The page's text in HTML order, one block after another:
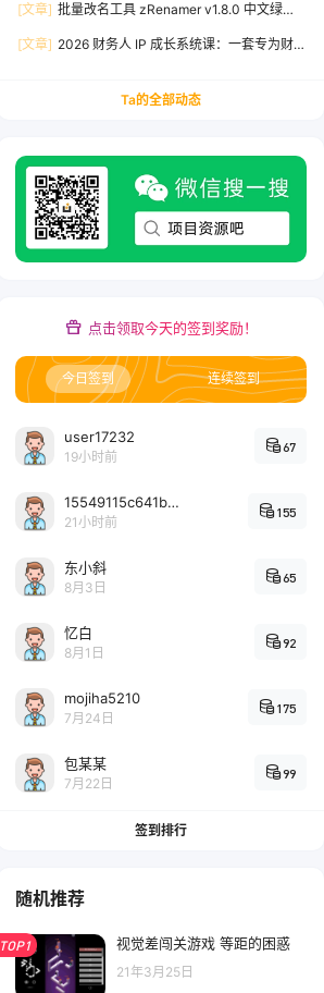
出百单
[文章] 批量改名工具 zRenamer v1.8.0 中文绿色
[文章] 2026 财务人 IP 成长系统课：一套专为财
Ta的全部动态
点击领取今天的签到奖励！
今日签到 连续签到
user17232
19小时前
67
15549115c641bc6524e64d1d800349ec7396
21小时前
155
东小斜
8月3日
65
忆白
8月1日
92
mojiha5210
7月24日
175
包某某
7月22日
99
签到排行
随机推荐
TOP1 视觉差闯关游戏 等距的困惑
21年3月25日